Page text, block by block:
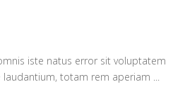
iste natus error sit voluptatem
totam rem aperiam ...